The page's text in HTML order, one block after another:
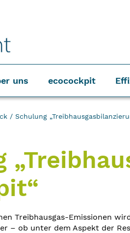
uns ecocockpit
/ Schulung
Treibhausgas-Emissionen
– ob unter dem Aspekt der